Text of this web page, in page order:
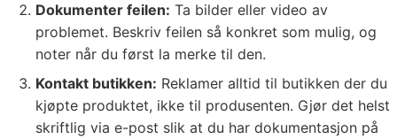
Dokumenter feilen: Ta bilder eller video av
problemet. Beskriv feilen så konkret som mulig, og
noter når du først la merke til den.
Kontakt butikken: Reklamer alltid til butikken der du
kjøpte produktet, ikke til produsenten. Gjør det helst
skriftlig via e-post slik at du har dokumentasjon på